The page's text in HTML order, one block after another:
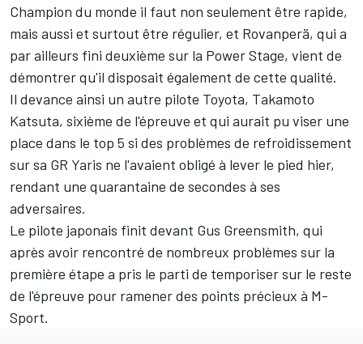
Champion du monde il faut non seulement être rapide,
mais aussi et surtout être régulier, et Rovanperä, qui a
par ailleurs fini deuxième sur la Power Stage, vient de
démontrer qu'il disposait également de cette qualité.
Il devance ainsi un autre pilote Toyota, Takamoto
Katsuta, sixième de l'épreuve et qui aurait pu viser une
place dans le top 5 si des problèmes de refroidissement
sur sa GR Yaris ne l'avaient obligé à lever le pied hier,
rendant une quarantaine de secondes à ses
adversaires.
Le pilote japonais finit devant Gus Greensmith, qui
après avoir rencontré de nombreux problèmes sur la
première étape a pris le parti de temporiser sur le reste
de l'épreuve pour ramener des points précieux à M-
Sport.